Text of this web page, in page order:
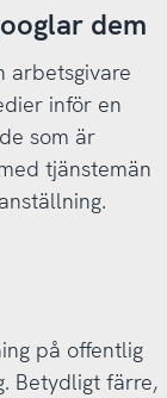
dem
arbetsgivare
inför en
som är
tjänstemän
på offentlig
Betydligt färre,